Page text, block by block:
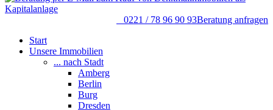
0221 / 78 96 90 93Beratung anfragen
Start
Unsere Immobilien
... nach Stadt
Amberg
Berlin
Burg
Dresden